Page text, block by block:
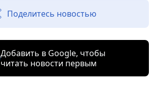
Поделитесь новостью
Добавить в Google, чтобы
читать новости первым